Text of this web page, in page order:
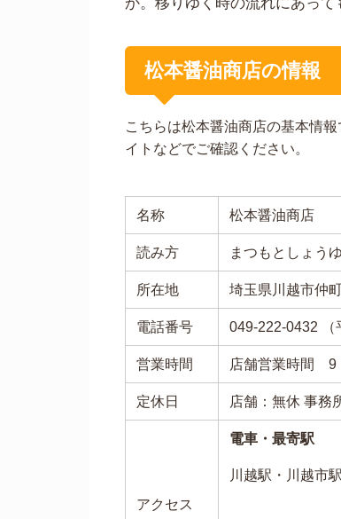
松本醤油商店の情報
こちらは松本醤油商店の基本情
イトなどでご確認ください。
名称 松本醤油商店
読み方 まつもとしょう
所在地 埼玉県川越市仲
電話番号 049-222-0432 （
営業時間 店舗営業時間 9
定休日 店舗：無休 事務
アクセス
電車・最寄駅
川越駅・川越市